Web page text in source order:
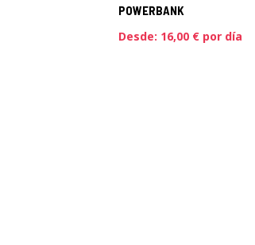
POWERBANK
Desde: 16,00 €por día